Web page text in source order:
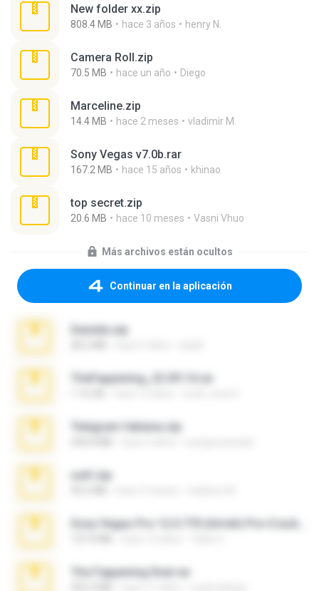
New folder xx.zip
808.4 MB hace 3 años henry N.
Camera Roll.zip
70.5 MB hace un año Diego
Marceline.zip
14.4 MB hace 2 meses vladimir M.
Sony Vegas v7.0b.rar
167.2 MB hace 15 años khinao
top secret.zip
20.6 MB hace 10 meses Vasni Vhuo
Más archivos están ocultos
Continuar en la aplicación
Daniela.zip
TheFappening_22.09.14.rar
Telegram fabiana.zip
ouh!.zip
The Fappening final.rar